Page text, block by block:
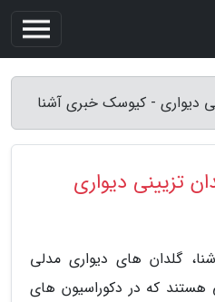
گلدان های دیواری مدلی
هستند که در دکوراسیون های